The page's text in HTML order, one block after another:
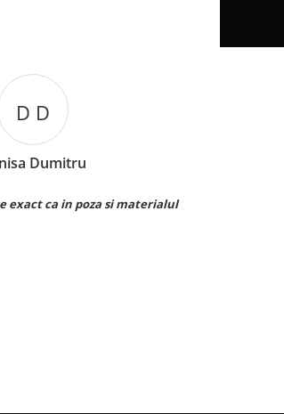
Sunt superbe! Le ador. ❤️